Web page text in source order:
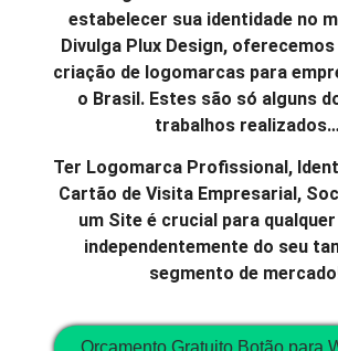
estabelecer sua identidade no
Divulga Plux Design,
criação de logomarcas para
o Brasil. Estes são só alguns
trabalhos realizados…
Ter Logomarca Profissional,
Cartão de Visita Empresarial,
um Site é crucial para
independentemente do seu
segmento de
Orçamento Gratuito Botão para